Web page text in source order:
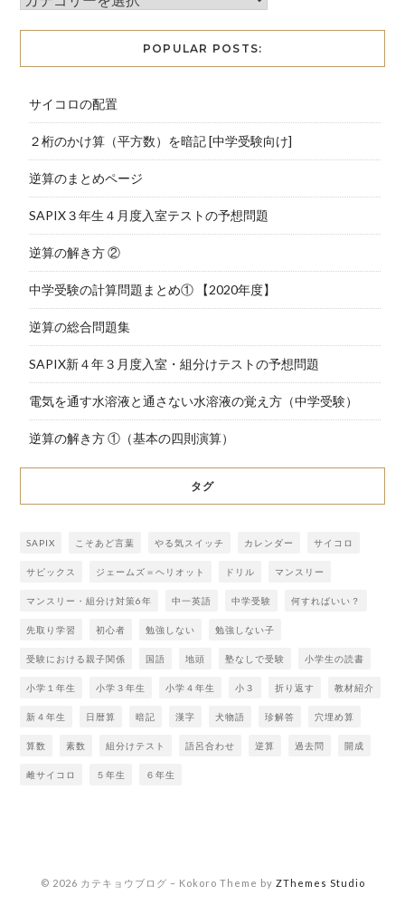
POPULAR POSTS:
サイコロの配置
２桁のかけ算（平方数）を暗記 [中学受験向け]
逆算のまとめページ
SAPIX３年生４月度入室テストの予想問題
逆算の解き方 ②
中学受験の計算問題まとめ① 【2020年度】
逆算の総合問題集
SAPIX新４年３月度入室・組分けテストの予想問題
電気を通す水溶液と通さない水溶液の覚え方（中学受験）
逆算の解き方 ①（基本の四則演算）
タグ
SAPIX こそあど言葉 やる気スイッチ カレンダー サイコロ
サピックス ジェームズ＝ヘリオット ドリル マンスリー
マンスリー・組分け対策6年 中一英語 中学受験 何すればいい？
先取り学習 初心者 勉強しない 勉強しない子
受験における親子関係 国語 地頭 塾なしで受験 小学生の読書
小学１年生 小学３年生 小学４年生 小３ 折り返す 教材紹介
新４年生 日暦算 暗記 漢字 犬物語 珍解答 穴埋め算
算数 素数 組分けテスト 語呂合わせ 逆算 過去問 開成
雌サイコロ ５年生 ６年生
© 2026 カテキョウブログ – Kokoro Theme by ZThemes Studio